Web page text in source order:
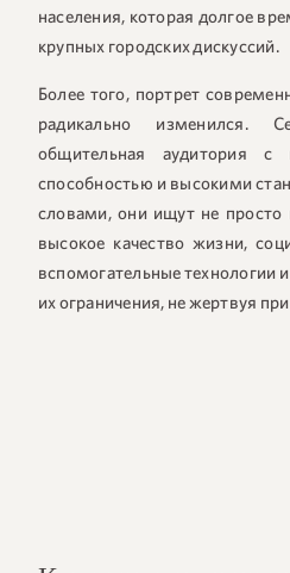
населения, которая долгое
крупных городских дискуссий.
Более того, портрет
радикально изменился.
общительная аудитория с
способностью и высокими
словами, они ищут не
высокое качество жизни,
вспомогательные технологии
их ограничения, не жертвуя